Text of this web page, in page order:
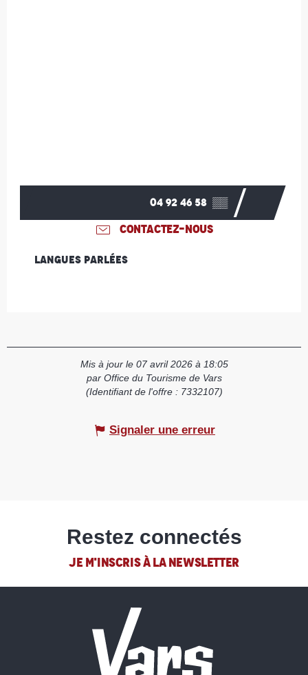
04 92 46 58 ▒▒
CONTACTEZ-NOUS
Langues parlées
Langues parlées
Mis à jour le 07 avril 2026 à 18:05
par Office du Tourisme de Vars
(Identifiant de l'offre : 7332107)
Signaler une erreur
Restez connectés
JE M'INSCRIS À LA NEWSLETTER